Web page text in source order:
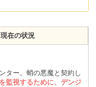
現在の状況
ター。蛸の悪魔と契約し
監視するために、デンジ